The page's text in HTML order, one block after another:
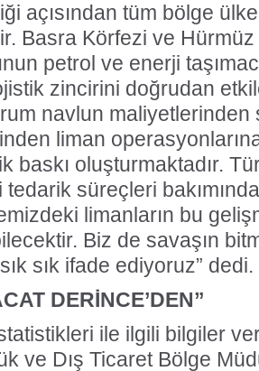
açısından tüm bölge
Basra Körfezi ve Hürmüz
petrol ve enerji
zincirini doğrudan
navlun maliyetlerinden
liman
baskı oluşturmaktadır.
süreçleri
limanların bu
Biz de savaşın
sık ifade ediyoruz” dedi.
DERİNCE’DEN”
ile ilgili bilgiler
ve Dış Ticaret Bölge